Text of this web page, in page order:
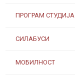
ПРОГРАМ СТУДИЈА
СИЛАБУСИ
МОБИЛНОСТ